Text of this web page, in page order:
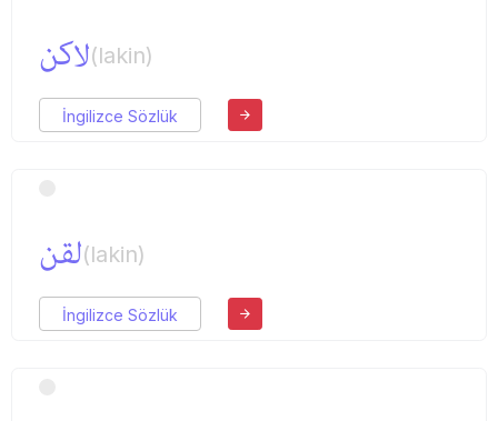
لاكن(lakin)
İngilizce Sözlük
لقن(lakin)
İngilizce Sözlük